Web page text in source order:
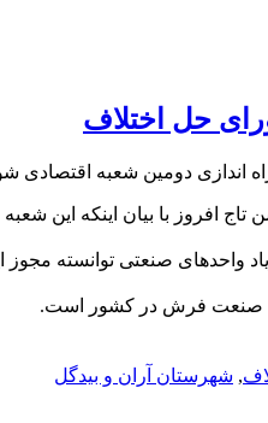
حل اختلاف
اندازی دومین شعبه
افروز با بیان اینکه
واحد‌های صنعتی توانسته
, شهرستان آران و بیدگل